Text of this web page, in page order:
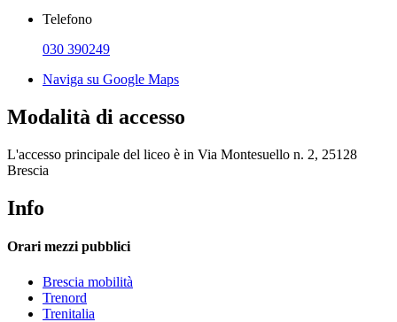
Telefono
030 390249
Naviga su Google Maps
Modalità di accesso
L'accesso principale del liceo è in Via Montesuello n. 2, 25128
Brescia
Info
Orari mezzi pubblici
Brescia mobilità
Trenord
Trenitalia